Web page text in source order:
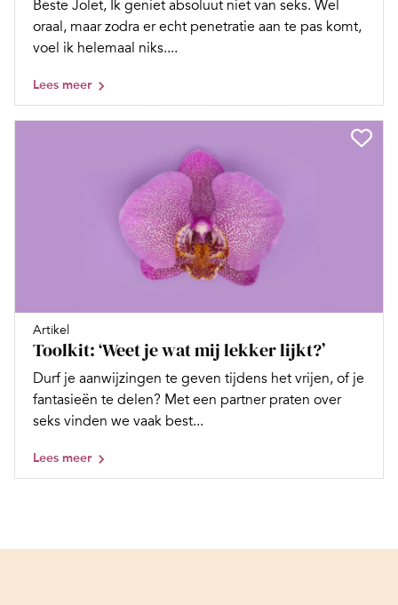
Beste Jolet, Ik geniet absoluut niet van seks. Wel
oraal, maar zodra er echt penetratie aan te pas komt,
voel ik helemaal niks....
Lees meer
Artikel
Toolkit: ‘Weet je wat mij lekker lijkt?’
Durf je aanwijzingen te geven tijdens het vrijen, of je
fantasieën te delen? Met een partner praten over
seks vinden we vaak best...
Lees meer